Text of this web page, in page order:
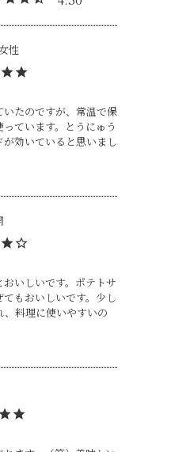
性
たのですが、常温で保
ています。とうにゅう
効いていると思いまし
いしいです。ポテトサ
もおいしいです。少し
料理に使いやすいの